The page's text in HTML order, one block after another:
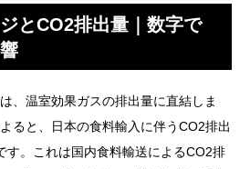
とCO2排出量｜数字で
、温室効果ガスの排出量に直結しま
ると、日本の食料輸入に伴うCO2排出
す。これは国内食料輸送によるCO2排